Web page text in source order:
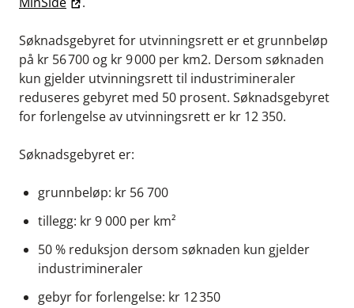
Søknadsgebyret for utvinningsrett er et grunnbeløp
på kr 56 700 og kr 9 000 per km2. Dersom søknaden
kun gjelder utvinningsrett til industrimineraler
reduseres gebyret med 50 prosent. Søknadsgebyret
for forlengelse av utvinningsrett er kr 12 350.
Søknadsgebyret er:
grunnbeløp: kr 56 700
tillegg: kr 9 000 per km²
50 % reduksjon dersom søknaden kun gjelder
industrimineraler
gebyr for forlengelse: kr 12 350